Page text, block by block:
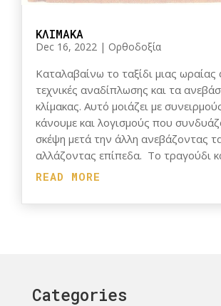
Categories
ΚΛΙΜΑΚΑ
Dec 16, 2022 | Ορθοδοξία
Καταλαβαίνω το ταξίδι μιας ωραίας
τεχνικές αναδίπλωσης και τα
κλίμακας. Αυτό μοιάζει με
κάνουμε και λογισμούς που
σκέψη μετά την άλλη ανεβάζοντας
αλλάζοντας επίπεδα. Το τραγούδι
READ MORE